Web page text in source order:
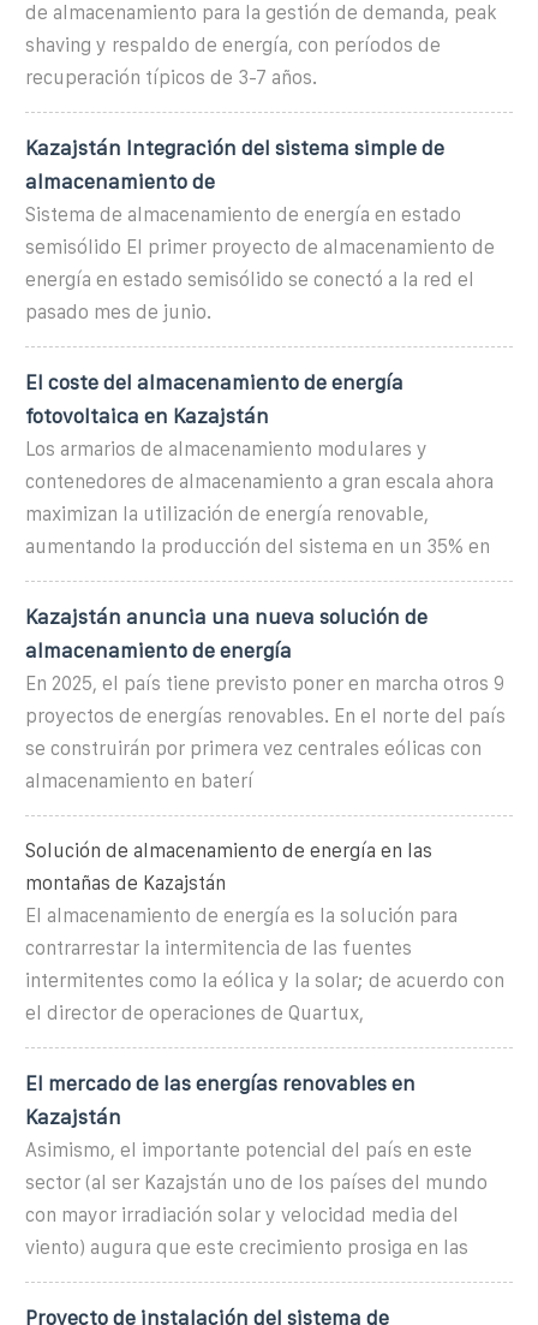
de almacenamiento para la gestión de demanda, peak
shaving y respaldo de energía, con períodos de
recuperación típicos de 3-7 años.
Kazajstán Integración del sistema simple de
almacenamiento de
Sistema de almacenamiento de energía en estado
semisólido El primer proyecto de almacenamiento de
energía en estado semisólido se conectó a la red el
pasado mes de junio.
El coste del almacenamiento de energía
fotovoltaica en Kazajstán
Los armarios de almacenamiento modulares y
contenedores de almacenamiento a gran escala ahora
maximizan la utilización de energía renovable,
aumentando la producción del sistema en un 35% en
Kazajstán anuncia una nueva solución de
almacenamiento de energía
En 2025, el país tiene previsto poner en marcha otros 9
proyectos de energías renovables. En el norte del país
se construirán por primera vez centrales eólicas con
almacenamiento en baterí
Solución de almacenamiento de energía en las
montañas de Kazajstán
El almacenamiento de energía es la solución para
contrarrestar la intermitencia de las fuentes
intermitentes como la eólica y la solar; de acuerdo con
el director de operaciones de Quartux,
El mercado de las energías renovables en
Kazajstán
Asimismo, el importante potencial del país en este
sector (al ser Kazajstán uno de los países del mundo
con mayor irradiación solar y velocidad media del
viento) augura que este crecimiento prosiga en las
Proyecto de instalación del sistema de